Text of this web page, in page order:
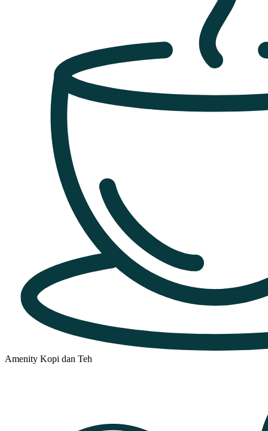
Amenity Kopi dan Teh